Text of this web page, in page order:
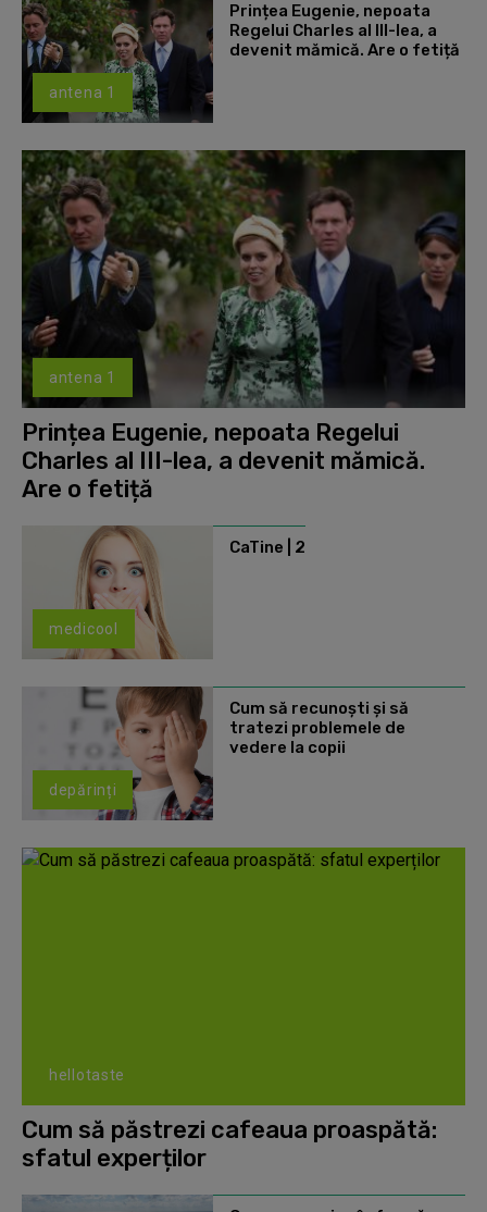
antena 1
Prințea Eugenie, nepoata
Regelui Charles al III-lea, a
devenit mămică. Are o fetiță
antena 1
Prințea Eugenie, nepoata Regelui
Charles al III-lea, a devenit mămică.
Are o fetiță
medicool
CaTine | 2
depărinți
Cum să recunoști și să
tratezi problemele de
vedere la copii
hellotaste
Cum să păstrezi cafeaua proaspătă:
sfatul experților